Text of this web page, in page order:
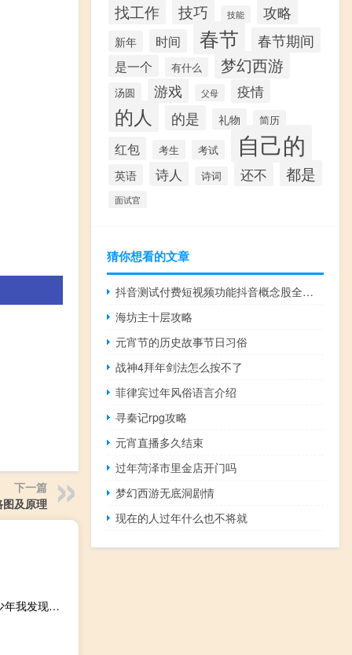
下一篇
及原理
祖冲之和圆周率ppt（祖冲之计算出圆周率比西方人早了多少年我发现初一年级教材书和 ldquo）
找工作 技巧 技能 攻略
新年 时间 春节 春节期间
是一个 有什么 梦幻西游
汤圆 游戏 父母 疫情
的人 的是 礼物 简历
红包 考生 考试 自己的
英语 诗人 诗词 还不 都是
面试官
猜你想看的文章
抖音测试付费短视频功能抖音概念股全线走强
海坊主十层攻略
元宵节的历史故事节日习俗
战神4拜年剑法怎么按不了
菲律宾过年风俗语言介绍
寻秦记rpg攻略
元宵直播多久结束
过年菏泽市里金店开门吗
梦幻西游无底洞剧情
现在的人过年什么也不将就